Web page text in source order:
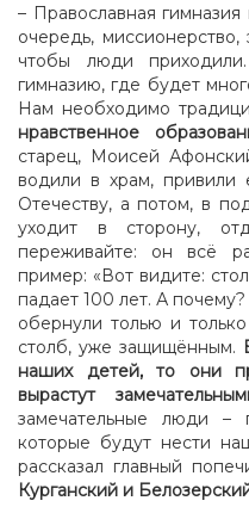
– Православная
очередь,
чтобы люди
гимназию, где будет
Нам необходимо
нравственное
старец, Моисей
водили в храм,
Отечеству, а потом, в
уходит в сторону,
переживайте: он всё
пример: «Вот видите:
падает 100 лет. А
обернули толью и
столб, уже защищённым.
наших детей, то они
вырастут
замечательные люди –
которые будут нести
рассказал главный
Курганский и